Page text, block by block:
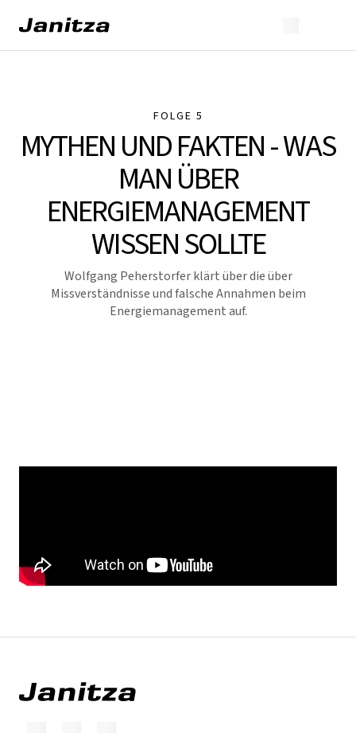
FOLGE 5
MYTHEN UND FAKTEN - WAS
MAN ÜBER
ENERGIEMANAGEMENT
WISSEN SOLLTE
Wolfgang Peherstorfer klärt über die über
Missverständnisse und falsche Annahmen beim
Energiemanagement auf.